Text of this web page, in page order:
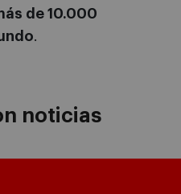
de 10.000
.
noticias